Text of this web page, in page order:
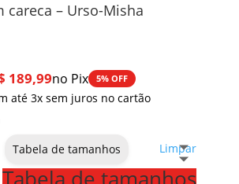
careca – Urso-Misha
189,99no Pix 5% OFF
até 3x sem juros no cartão
Limpar
Tabela de tamanhos